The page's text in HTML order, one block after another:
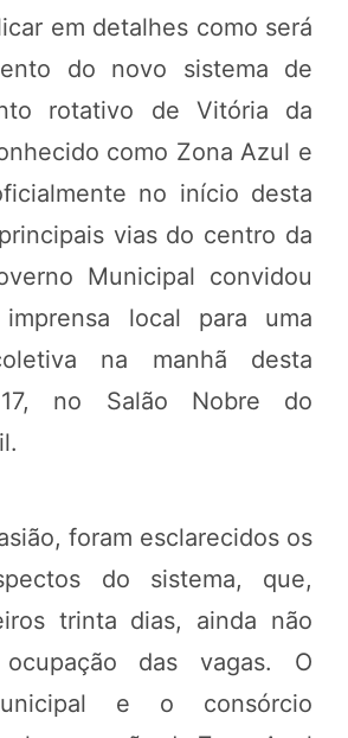
em detalhes como será
do novo sistema de
rotativo de Vitória da
como Zona Azul e
no início desta
vias do centro da
Municipal convidou
local para uma
na manhã desta
no Salão Nobre do
foram esclarecidos os
do sistema, que,
trinta dias, ainda não
das vagas. O
e o consórcio